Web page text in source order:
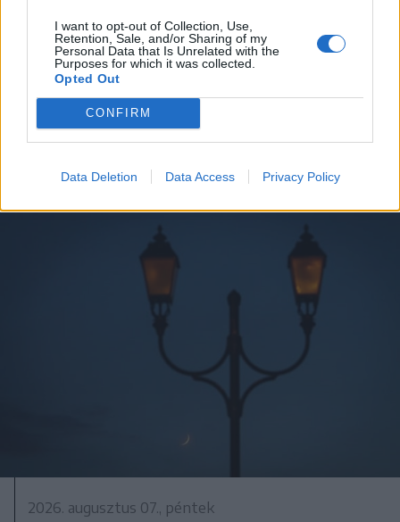
I want to opt-out of Collection, Use,
Retention, Sale, and/or Sharing of my
Personal Data that Is Unrelated with the
Purposes for which it was collected.
Opted Out
CONFIRM
Data Deletion Data Access Privacy Policy
A rovat további cikkei
2026. augusztus 07., péntek